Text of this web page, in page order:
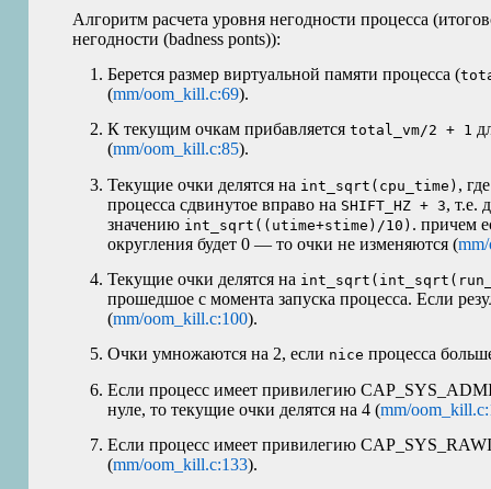
Алгоритм расчета уровня негодности процесса
негодности (badness ponts)):
Берется размер виртуальной памяти процесса (
(mm/oom_kill.c:69).
К текущим очкам прибавляетсяtotal_vm/2 + 1
(mm/oom_kill.c:85).
Текущие очки делятся на int_sqrt(cpu_time) ,
процесса сдвинутое вправо на SHIFT_HZ + 3, т.е.
значению int_sqrt((utime+stime)/10) . причем
округления будет 0 — то очки не изменяются (
Текущие очки делятся на
прошедшое с момента запуска процесса. Если
(mm/oom_kill.c:100).
Очки умножаются на 2, если nice процесса
Если процесс имеет привилегию
нуле, то текущие очки делятся на 4 (mm/
Если процесс имеет привилегию
(mm/oom_kill.c:133).